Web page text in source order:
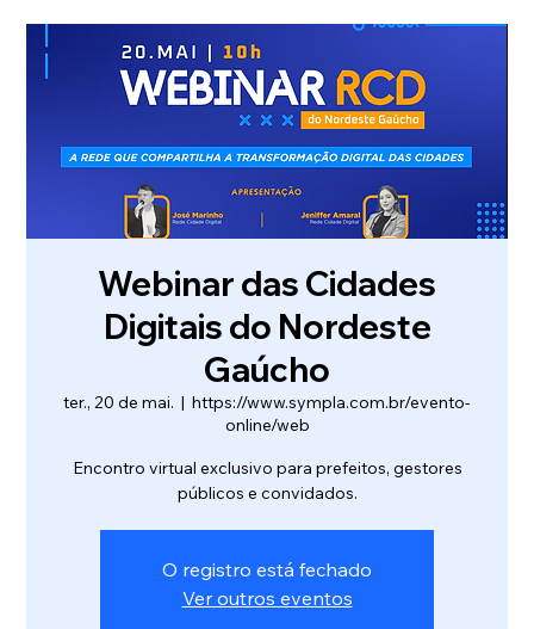
Webinar das Cidades
Digitais do Nordeste
Gaúcho
ter., 20 de mai.
  |
https://www.sympla.com.br/evento-
online/web
Encontro virtual exclusivo para prefeitos, gestores
públicos e convidados.
O registro está fechado
Ver outros eventos